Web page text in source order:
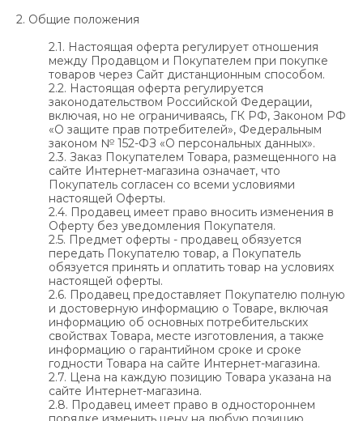
2. Общие положения
2.1. Настоящая оферта регулирует отношения
между Продавцом и Покупателем при покупке
товаров через Сайт дистанционным способом.
2.2. Настоящая оферта регулируется
законодательством Российской Федерации,
включая, но не ограничиваясь, ГК РФ, Законом РФ
«О защите прав потребителей», Федеральным
законом № 152-ФЗ «О персональных данных».
2.3. Заказ Покупателем Товара, размещенного на
сайте Интернет-магазина означает, что
Покупатель согласен со всеми условиями
настоящей Оферты.
2.4. Продавец имеет право вносить изменения в
Оферту без уведомления Покупателя.
2.5. Предмет оферты - продавец обязуется
передать Покупателю товар, а Покупатель
обязуется принять и оплатить товар на условиях
настоящей оферты.
2.6. Продавец предоставляет Покупателю полную
и достоверную информацию о Товаре, включая
информацию об основных потребительских
свойствах Товара, месте изготовления, а также
информацию о гарантийном сроке и сроке
годности Товара на сайте Интернет-магазина.
2.7. Цена на каждую позицию Товара указана на
сайте Интернет-магазина.
2.8. Продавец имеет право в одностороннем